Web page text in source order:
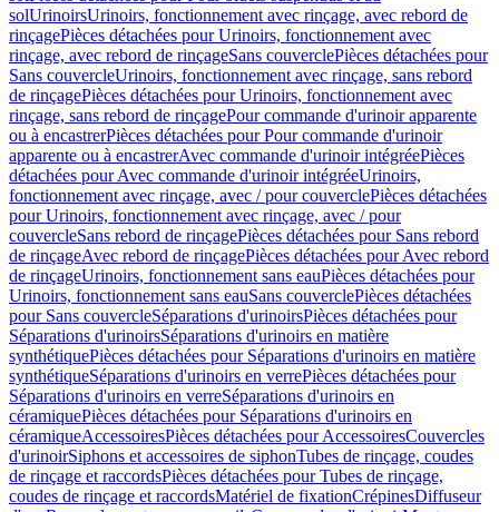
solUrinoirsUrinoirs, fonctionnement avec rinçage, avec rebord de
rinçagePièces détachées pour Urinoirs, fonctionnement avec
rinçage, avec rebord de rinçageSans couverclePièces détachées pour
Sans couvercleUrinoirs, fonctionnement avec rinçage, sans rebord
de rinçagePièces détachées pour Urinoirs, fonctionnement avec
rinçage, sans rebord de rinçagePour commande d'urinoir apparente
ou à encastrerPièces détachées pour Pour commande d'urinoir
apparente ou à encastrerAvec commande d'urinoir intégréePièces
détachées pour Avec commande d'urinoir intégréeUrinoirs,
fonctionnement avec rinçage, avec / pour couverclePièces détachées
pour Urinoirs, fonctionnement avec rinçage, avec / pour
couvercleSans rebord de rinçagePièces détachées pour Sans rebord
de rinçageAvec rebord de rinçagePièces détachées pour Avec rebord
de rinçageUrinoirs, fonctionnement sans eauPièces détachées pour
Urinoirs, fonctionnement sans eauSans couverclePièces détachées
pour Sans couvercleSéparations d'urinoirsPièces détachées pour
Séparations d'urinoirsSéparations d'urinoirs en matière
synthétiquePièces détachées pour Séparations d'urinoirs en matière
synthétiqueSéparations d'urinoirs en verrePièces détachées pour
Séparations d'urinoirs en verreSéparations d'urinoirs en
céramiquePièces détachées pour Séparations d'urinoirs en
céramiqueAccessoiresPièces détachées pour AccessoiresCouvercles
d'urinoirSiphons et accessoires de siphonTubes de rinçage, coudes
de rinçage et raccordsPièces détachées pour Tubes de rinçage,
coudes de rinçage et raccordsMatériel de fixationCrépinesDiffuseur